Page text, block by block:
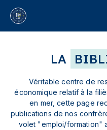
LA
Véritable centre de
économique relatif à la
en mer, cette page
publications de nos
volet "emploi/formation"